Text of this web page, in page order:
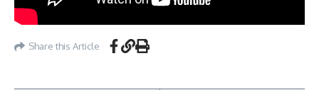
Share this Article